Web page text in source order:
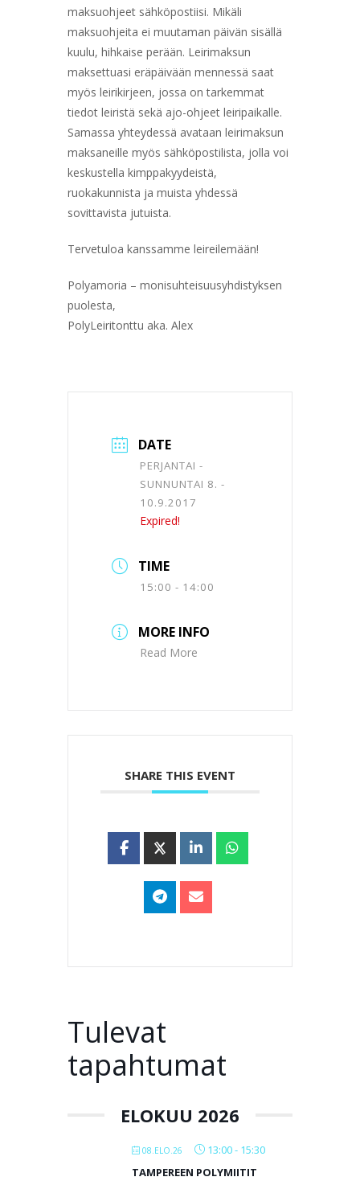
maksuohjeet sähköpostiisi. Mikäli
maksuohjeita ei muutaman päivän sisällä
kuulu, hihkaise perään. Leirimaksun
maksettuasi eräpäivään mennessä saat
myös leirikirjeen, jossa on tarkemmat
tiedot leiristä sekä ajo-ohjeet leiripaikalle.
Samassa yhteydessä avataan leirimaksun
maksaneille myös sähköpostilista, jolla voi
keskustella kimppakyydeistä,
ruokakunnista ja muista yhdessä
sovittavista jutuista.
Tervetuloa kanssamme leireilemään!
Polyamoria – monisuhteisuusyhdistyksen
puolesta,
PolyLeiritonttu aka. Alex
DATE
PERJANTAI -
SUNNUNTAI 8. -
10.9.2017
Expired!
TIME
15:00 - 14:00
MORE INFO
Read More
SHARE THIS EVENT
Tulevat
tapahtumat
ELOKUU 2026
08.ELO.26 13:00- 15:30
TAMPEREEN POLYMIITIT